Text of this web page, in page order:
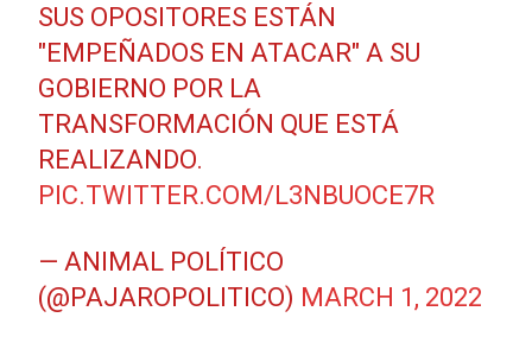
SUS OPOSITORES ESTÁN
"EMPEÑADOS EN ATACAR" A SU
GOBIERNO POR LA
TRANSFORMACIÓN QUE ESTÁ
REALIZANDO.
PIC.TWITTER.COM/L3NBUOCE7R
— ANIMAL POLÍTICO
(@PAJAROPOLITICO) MARCH 1, 2022